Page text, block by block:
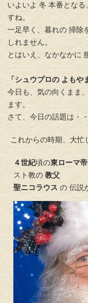
いよいよ 冬 本番となる
すね。
一足早く、暮れの 掃除
しれません。
とはいえ、なかなかに
「シュウプロの よもや
今日も、気の向くまま
ます。
さて、今日の話題は・・
これからの時期、大忙
４世紀頃の東ローマ
スト教の 教父
聖ニコラウス の 伝説